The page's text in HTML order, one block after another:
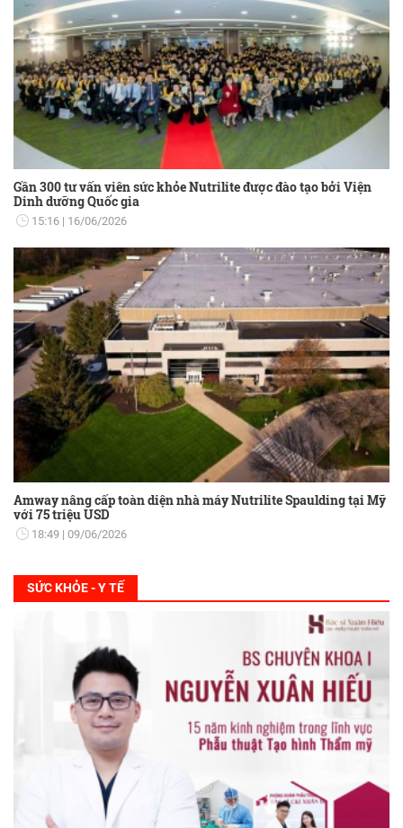
Gần 300 tư vấn viên sức khỏe Nutrilite được đào tạo bởi Viện
Dinh dưỡng Quốc gia
15:16 16/06/2026
Amway nâng cấp toàn diện nhà máy Nutrilite Spaulding tại Mỹ
với 75 triệu USD
18:49 09/06/2026
SỨC KHỎE - Y TẾ